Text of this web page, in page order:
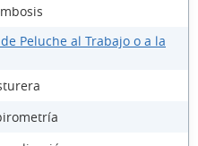
Peluche al Trabajo o a la